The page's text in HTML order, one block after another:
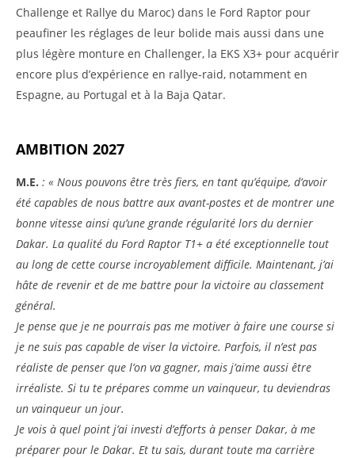
Challenge et Rallye du Maroc) dans le Ford Raptor pour
peaufiner les réglages de leur bolide mais aussi dans une
plus légère monture en Challenger, la EKS X3+ pour acquérir
encore plus d’expérience en rallye-raid, notamment en
Espagne, au Portugal et à la Baja Qatar.
AMBITION 2027
M.E. : « Nous pouvons être très fiers, en tant qu’équipe, d’avoir
été capables de nous battre aux avant-postes et de montrer une
bonne vitesse ainsi qu’une grande régularité lors du dernier
Dakar. La qualité du Ford Raptor T1+ a été exceptionnelle tout
au long de cette course incroyablement difficile. Maintenant, j’ai
hâte de revenir et de me battre pour la victoire au classement
général.
Je pense que je ne pourrais pas me motiver à faire une course si
je ne suis pas capable de viser la victoire. Parfois, il n’est pas
réaliste de penser que l’on va gagner, mais j’aime aussi être
irréaliste. Si tu te prépares comme un vainqueur, tu deviendras
un vainqueur un jour.
Je vois à quel point j’ai investi d’efforts à penser Dakar, à me
préparer pour le Dakar. Et tu sais, durant toute ma carrière